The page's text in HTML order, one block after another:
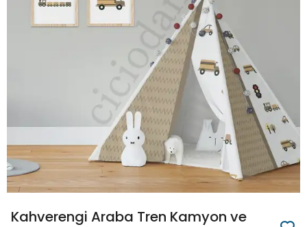
Kahverengi Araba Tren Kamyon ve